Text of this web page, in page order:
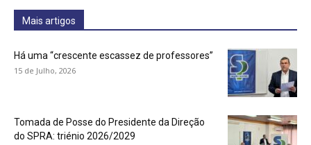
Mais artigos
Há uma “crescente escassez de professores”
15 de Julho, 2026
Tomada de Posse do Presidente da Direção
do SPRA: triénio 2026/2029